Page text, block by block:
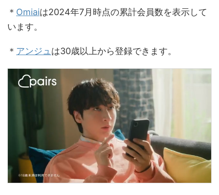
＊ Omiaiは2024年7月時点の累計会員数を表示して
います。
＊ アンジュは30歳以上から登録できます。